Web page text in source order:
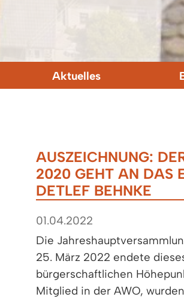
Aktuelles
AUSZEICHNUNG:
2020 GEHT AN DAS
DETLEF BEHNKE
01.04.2022
Die
25. März 2022 endete
bürgerschaftlichen
Mitglied in der AWO,